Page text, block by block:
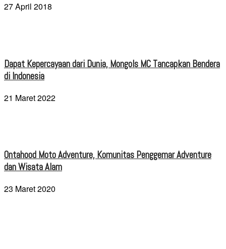
27 April 2018
Dapat Kepercayaan dari Dunia, Mongols MC Tancapkan Bendera
di Indonesia
21 Maret 2022
Ontahood Moto Adventure, Komunitas Penggemar Adventure
dan Wisata Alam
23 Maret 2020